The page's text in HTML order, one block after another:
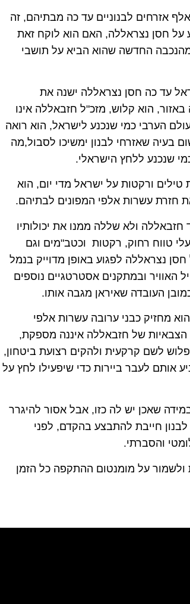
חזבאללה הביא להרג ולהרס בלבנון ולעקירתם של יותר מ-200 אלף אזרחים לבנוניים עד כה מבתיהם, זה
על חסן נצראללה, האם הוא לוקח זאת
החדשה שהוא הביא על תושבי
עד כה חסן נצראללה ישנה את
הוא קלוש, מזכ"ל חזבאללה אינו
הערבי כמי שנכנע לישראל, הוא רואה
בעיה שאזרחי לבנון ימשיכו לסבול,מה
שנכנע ללחץ הישראלי.
ורקטות על ישראל מדי יום, הוא
חזרת עשרות אלפי המפונים לבתיהם.
ולא שללה ממנו את יכולותיו
טווח רחוק, רקטות וכטב"מים וגם
נצראללה לפגוע באופן מדוייק בנמל
האוויר ובמתקנים אסטרטגיים נוספים
העובדה שאיראן מגבה אותו.
מחזיק כבני ערובה עשרות אלפי
הצבאיות של חזבאללה איננה מספקת,
לשם קרקעית ולהקים רצועת ביטחון,
אותם לעבר ביירות כדי שיפעילו לחץ על
שאכן יש לה כזו, אבל אסור להיגרר
חייבת להתבצע בהקדם, לפני
והסברתי.
על מומנטום ההתקפה כל הזמן